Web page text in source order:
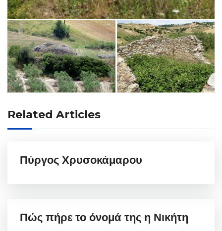
Related Articles
Πύργος Χρυσοκάμαρου
Πώς πήρε το όνομά της η Νικήτη